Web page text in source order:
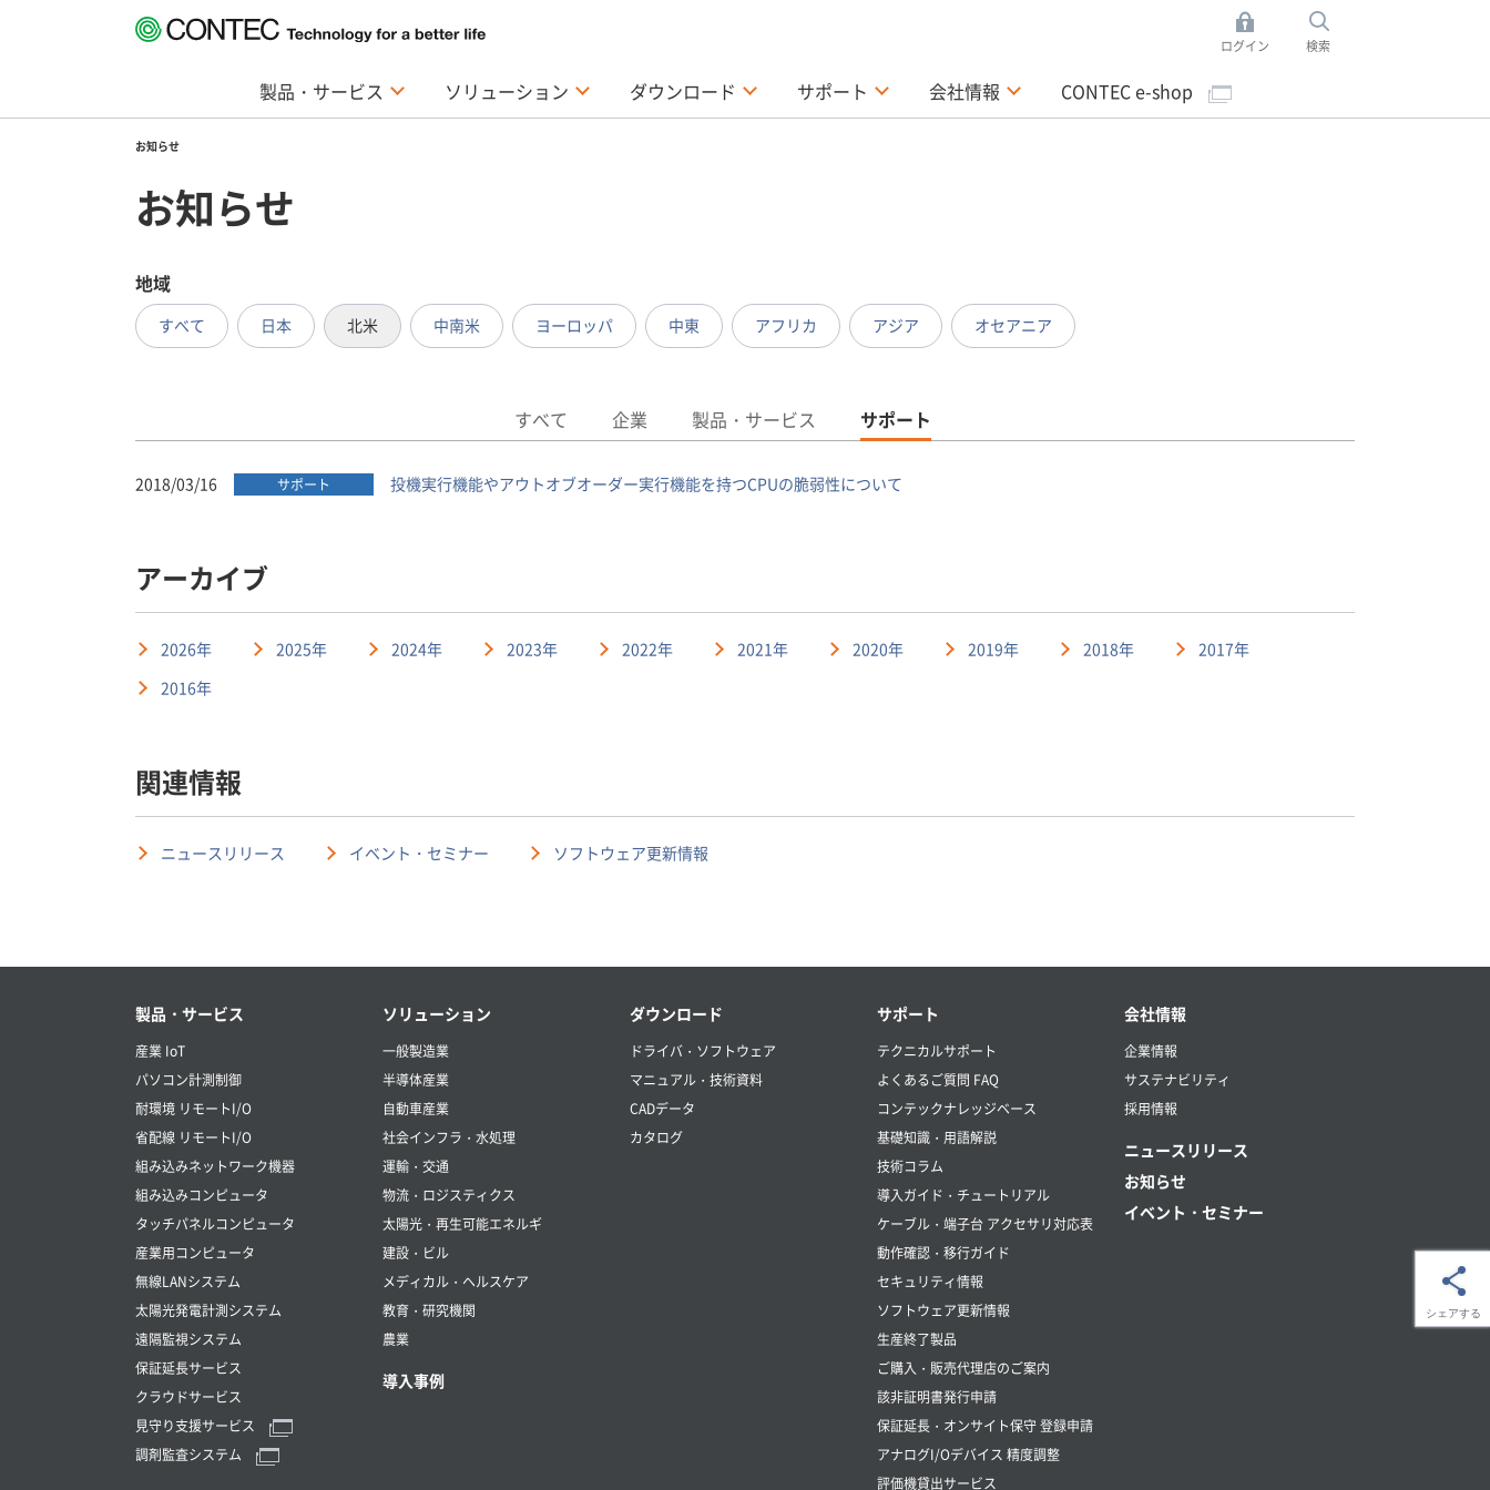
ログイン 検索
製品・サービス ソリューション ダウンロード サポート 会社情報 CONTEC e-shop
お知らせ
お知らせ
地域
すべて 日本 北米 中南米 ヨーロッパ 中東 アフリカ アジア オセアニア
すべて 企業 製品・サービス サポート
2018/03/16 サポート 投機実行機能やアウトオブオーダー実行機能を持つCPUの脆弱性について
アーカイブ
2026年 2025年 2024年 2023年 2022年 2021年 2020年 2019年 2018年
2017年
2016年
関連情報
ニュースリリース イベント・セミナー ソフトウェア更新情報
シェアする
製品・サービス
産業 IoT
パソコン計測制御
耐環境 リモートI/O
省配線 リモートI/O
組み込みネットワーク機器
組み込みコンピュータ
タッチパネルコンピュータ
産業用コンピュータ
無線LANシステム
太陽光発電計測システム
遠隔監視システム
保証延長サービス
クラウドサービス
見守り支援サービス
調剤監査システム
ソリューション
一般製造業
半導体産業
自動車産業
社会インフラ・水処理
運輸・交通
物流・ロジスティクス
太陽光・再生可能エネルギ
建設・ビル
メディカル・ヘルスケア
教育・研究機関
農業
導入事例
ダウンロード
ドライバ・ソフトウェア
マニュアル・技術資料
CADデータ
カタログ
サポート
テクニカルサポート
よくあるご質問 FAQ
コンテックナレッジベース
基礎知識・用語解説
技術コラム
導入ガイド・チュートリアル
ケーブル・端子台 アクセサリ対応表
動作確認・移行ガイド
セキュリティ情報
ソフトウェア更新情報
生産終了製品
ご購入・販売代理店のご案内
該非証明書発行申請
保証延長・オンサイト保守 登録申請
アナログI/Oデバイス 精度調整
評価機貸出サービス
会社情報
企業情報
サステナビリティ
採用情報
ニュースリリース
お知らせ
イベント・セミナー